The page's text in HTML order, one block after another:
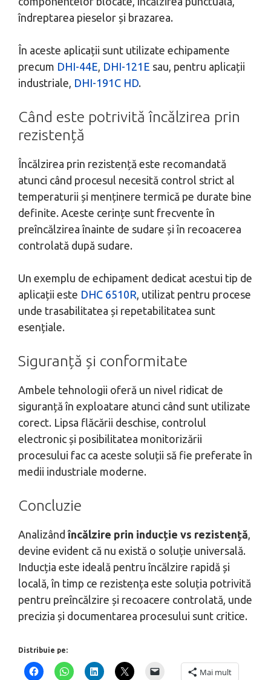
îndreptarea pieselor și brazarea.
În aceste aplicații sunt utilizate echipamente
precum DHI-44E, DHI-121E sau, pentru aplicații
industriale, DHI-191C HD.
Când este potrivită încălzirea prin
rezistență
Încălzirea prin rezistență este recomandată
atunci când procesul necesită control strict al
temperaturii și menținere termică pe durate bine
definite. Aceste cerințe sunt frecvente în
preîncălzirea înainte de sudare și în recoacerea
controlată după sudare.
Un exemplu de echipament dedicat acestui tip de
aplicații este DHC 6510R, utilizat pentru procese
unde trasabilitatea și repetabilitatea sunt
esențiale.
Siguranță și conformitate
Ambele tehnologii oferă un nivel ridicat de
siguranță în exploatare atunci când sunt utilizate
corect. Lipsa flăcării deschise, controlul
electronic și posibilitatea monitorizării
procesului fac ca aceste soluții să fie preferate în
medii industriale moderne.
Concluzie
Analizândîncălzire prin inducție vs rezistență,
devine evident că nu există o soluție universală.
Inducția este ideală pentru încălzire rapidă și
locală, în timp ce rezistența este soluția potrivită
pentru preîncălzire și recoacere controlată, unde
precizia și documentarea procesului sunt critice.
Distribuie pe:
Mai mult